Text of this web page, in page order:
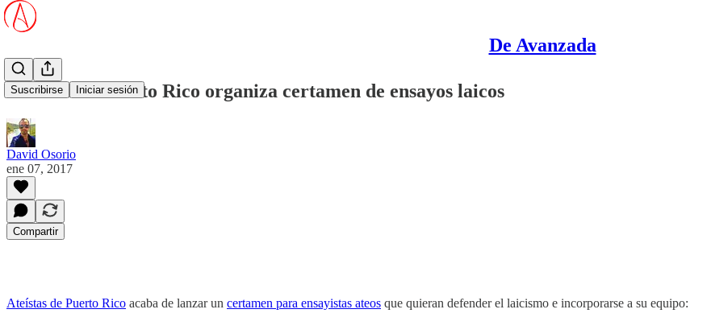
De Avanzada
Suscribirse Iniciar sesión
Ateístas de Puerto Rico organiza certamen de ensayos laicos
David Osorio
ene 07, 2017
Compartir
Ateístas de Puerto Rico acaba de lanzar un certamen para ensayistas ateos que quieran defender el laicismo e incorporarse a su equipo: